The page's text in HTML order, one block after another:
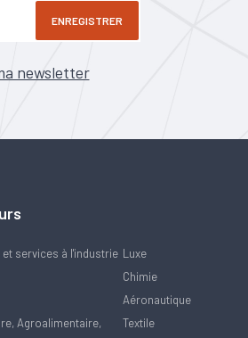
ENREGISTRER
newsletter
et services à l'industrie
Agroalimentaire,
Luxe
Chimie
Aéronautique
Textile